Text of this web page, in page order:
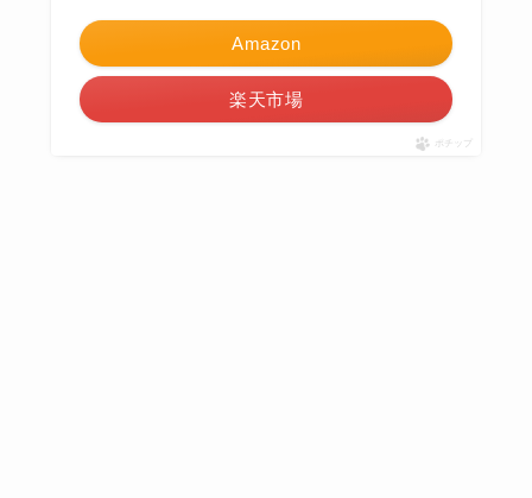
Amazon
楽天市場
ポチップ